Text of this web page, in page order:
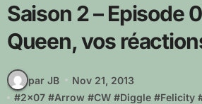
Saison 2 – Episode
Queen, vos
par JB
Nov 21, 2013
#2x07 #Arrow #CW #Diggle #Felicity